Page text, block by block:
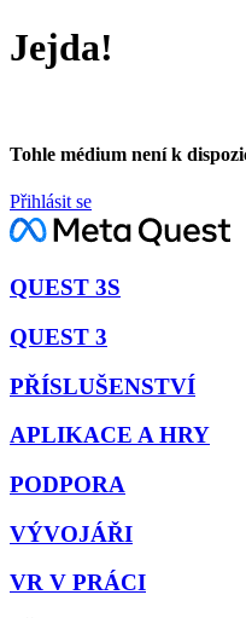
Jejda!
Tohle médium není k
Přihlásit se
QUEST 3S
QUEST 3
PŘÍSLUŠENSTVÍ
APLIKACE A HRY
PODPORA
VÝVOJÁŘI
VR V PRÁCI